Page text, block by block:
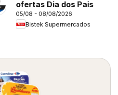
ofertas Dia dos Pais
05/08 - 08/08/2026
Bistek Supermercados